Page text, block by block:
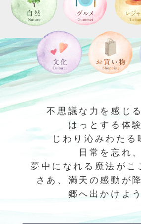
不思議な力を感じ
はっとする体験
じわり沁みわたる
日常を忘れ、
夢中になれる魔法がこ
さあ、満天の感動が
郷へ出かけよう